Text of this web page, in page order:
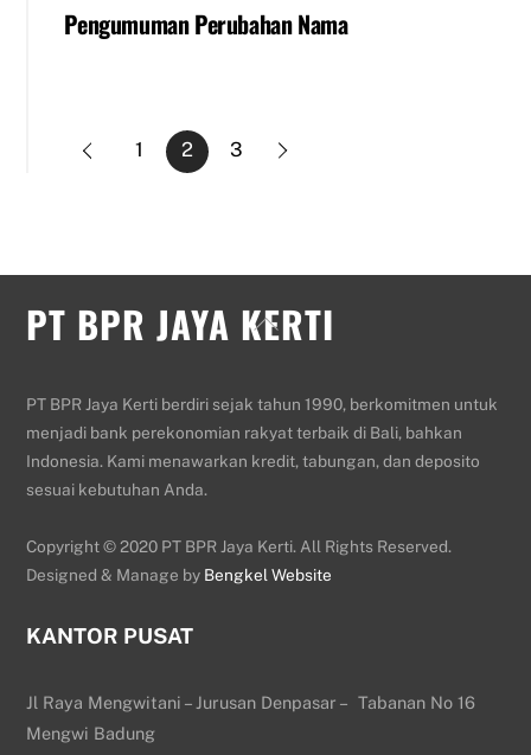
Pengumuman Perubahan Nama
1 2 3
Back
PT BPR JAYA KERTI
PT BPR Jaya Kerti berdiri sejak tahun 1990, berkomitmen untuk
menjadi bank perekonomian rakyat terbaik di Bali, bahkan
Indonesia. Kami menawarkan kredit, tabungan, dan deposito
sesuai kebutuhan Anda.
Copyright © 2020 PT BPR Jaya Kerti. All Rights Reserved.
Designed & Manage by Bengkel Website
KANTOR PUSAT
Jl Raya Mengwitani – Jurusan Denpasar – Tabanan No 16
Mengwi Badung